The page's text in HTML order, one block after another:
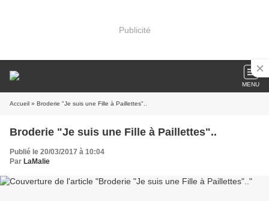
Publicité
MENU
Accueil » Broderie "Je suis une Fille à Paillettes"..
Broderie "Je suis une Fille à Paillettes"..
Publié le 20/03/2017 à 10:04
Par LaMalie